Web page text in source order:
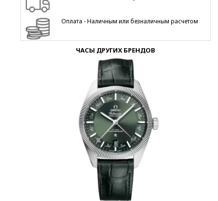
Оплата - Наличным или безналичным расчетом
ЧАСЫ ДРУГИХ БРЕНДОВ